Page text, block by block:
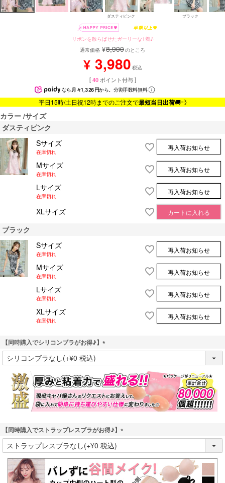
ダスティピンク ブラック
リボンを散らばせたガーリーな1着♪
通常価格 ¥8,900のところ
¥ 3,980 税込
[ 40 ポイント付与 ]
なら月々1,326円から。分割手数料無料
平日15時/土日祝12時までのご注文で最短当日出荷🚚💨
カラー サイズ
ダスティピンク
Sサイズ
在庫切れ
再入荷お知らせ
Mサイズ
在庫切れ
再入荷お知らせ
Lサイズ
在庫切れ
再入荷お知らせ
XLサイズ カートに入れる
ブラック
Sサイズ
在庫切れ
再入荷お知らせ
Mサイズ
在庫切れ
再入荷お知らせ
Lサイズ
在庫切れ
再入荷お知らせ
XLサイズ
在庫切れ
再入荷お知らせ
【同時購入でシリコンブラがお得♪】
(
必
須
)
【同時購入でストラップレスブラがお得♪】
(
必
須
)